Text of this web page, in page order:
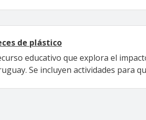
de plástico
educativo que explora el
Se incluyen actividades para